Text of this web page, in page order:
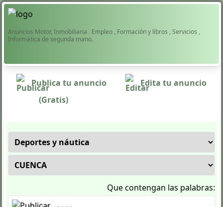
Anuncios Motor, Inmobiliaria . Empleo , Formación y libros , Servicios ,
Informática de segunda mano.
Publica tu anuncio
(Gratis)
Edita tu anuncio
Que contengan las palabras: